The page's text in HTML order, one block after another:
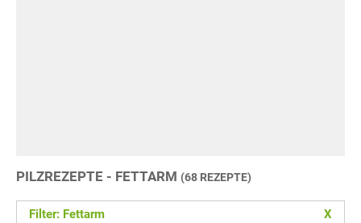
PILZREZEPTE - FETTARM (68 REZEPTE)
Filter: Fettarm X